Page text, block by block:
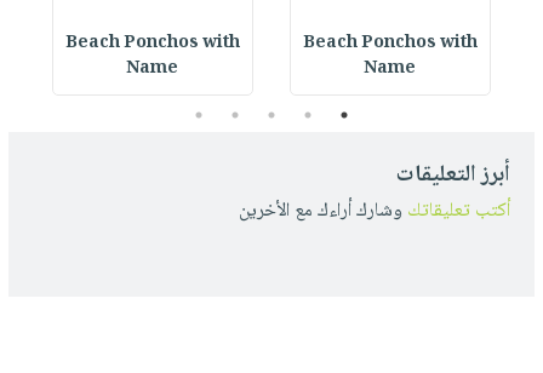
Beach Ponchos with
Name
Beach Ponchos with
Name
1
2
3
4
5
أبرز التعليقات
أكتب تعليقاتك وشارك أراءك مع الأخرين